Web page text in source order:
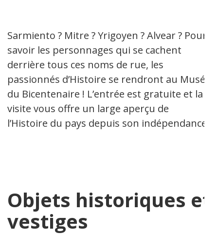
Sarmiento ? Mitre ? Yrigoyen ? Alvear ? Pour
savoir les personnages qui se cachent
derrière tous ces noms de rue, les
passionnés d’Histoire se rendront au Musée
du Bicentenaire ! L’entrée est gratuite et la
visite vous offre un large aperçu de
l’Histoire du pays depuis son indépendance.
Objets historiques et
vestiges